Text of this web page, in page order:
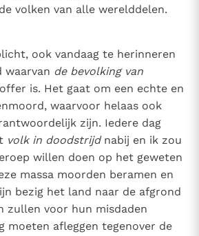
volken van alle werelddelen.
ook vandaag te herinneren
waarvan de bevolking van
is. Het gaat om een echte en
waarvoor helaas ook
zijn. Iedere dag
volk in doodstrijdnabij en ik zou
willen doen op het geweten
massa moorden beramen en
bezig het land naar de afgrond
zullen voor hun misdaden
moeten afleggen tegenover de